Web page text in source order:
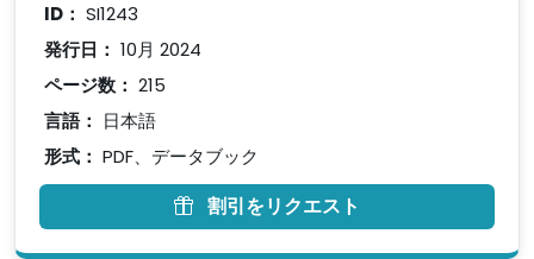
ID： SI1243
発行日： 10月 2024
ページ数： 215
言語： 日本語
形式： PDF、データブック
割引をリクエスト